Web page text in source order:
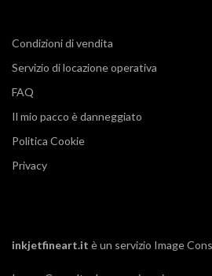
Condizioni di vendita
Servizio di locazione operativa
FAQ
Il mio pacco è danneggiato
Politica Cookie
Privacy
inkjetfineart.it è un servizio Image